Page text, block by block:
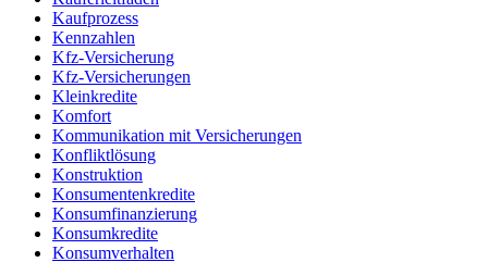
Kaufprozess
Kennzahlen
Kfz-Versicherung
Kfz-Versicherungen
Kleinkredite
Komfort
Kommunikation mit Versicherungen
Konfliktlösung
Konstruktion
Konsumentenkredite
Konsumfinanzierung
Konsumkredite
Konsumverhalten